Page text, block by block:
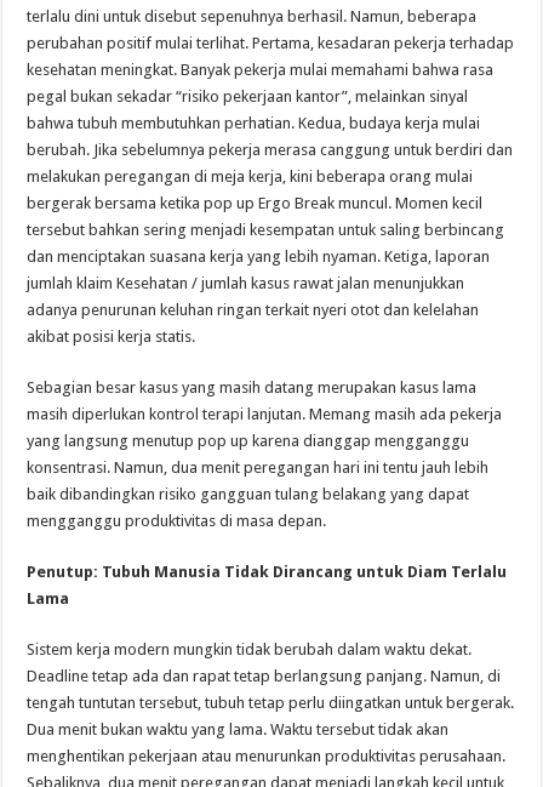
terlalu dini untuk disebut sepenuhnya berhasil. Namun, beberapa
perubahan positif mulai terlihat. Pertama, kesadaran pekerja terhadap
kesehatan meningkat. Banyak pekerja mulai memahami bahwa rasa
pegal bukan sekadar “risiko pekerjaan kantor”, melainkan sinyal
bahwa tubuh membutuhkan perhatian. Kedua, budaya kerja mulai
berubah. Jika sebelumnya pekerja merasa canggung untuk berdiri dan
melakukan peregangan di meja kerja, kini beberapa orang mulai
bergerak bersama ketika pop up Ergo Break muncul. Momen kecil
tersebut bahkan sering menjadi kesempatan untuk saling berbincang
dan menciptakan suasana kerja yang lebih nyaman. Ketiga, laporan
jumlah klaim Kesehatan / jumlah kasus rawat jalan menunjukkan
adanya penurunan keluhan ringan terkait nyeri otot dan kelelahan
akibat posisi kerja statis.
Sebagian besar kasus yang masih datang merupakan kasus lama
masih diperlukan kontrol terapi lanjutan. Memang masih ada pekerja
yang langsung menutup pop up karena dianggap mengganggu
konsentrasi. Namun, dua menit peregangan hari ini tentu jauh lebih
baik dibandingkan risiko gangguan tulang belakang yang dapat
mengganggu produktivitas di masa depan.
Penutup: Tubuh Manusia Tidak Dirancang untuk Diam Terlalu
Lama
Sistem kerja modern mungkin tidak berubah dalam waktu dekat.
Deadline tetap ada dan rapat tetap berlangsung panjang. Namun, di
tengah tuntutan tersebut, tubuh tetap perlu diingatkan untuk bergerak.
Dua menit bukan waktu yang lama. Waktu tersebut tidak akan
menghentikan pekerjaan atau menurunkan produktivitas perusahaan.
Sebaliknya, dua menit peregangan dapat menjadi langkah kecil untuk